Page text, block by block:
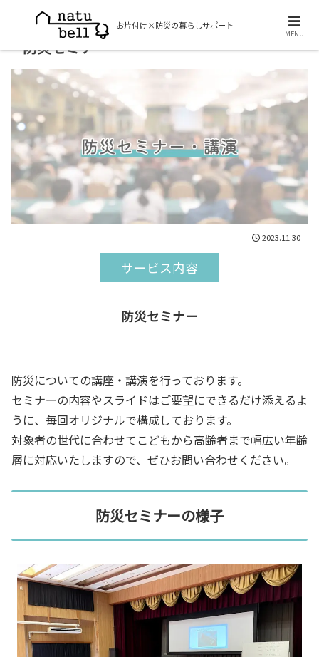
防災セミナー
2023.11.30
サービス内容
防災セミナー
防災についての講座・講演を行っております。
セミナーの内容やスライドはご要望にできるだけ添えるよ
うに、毎回オリジナルで構成しております。
対象者の世代に合わせてこどもから高齢者まで幅広い年齢
層に対応いたしますので、ぜひお問い合わせください。
防災セミナーの様子
MENU